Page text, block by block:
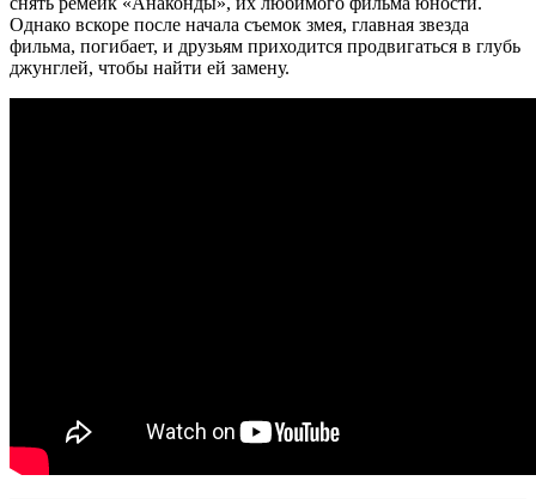
Однако вскоре после начала съемок змея, главная звезда
фильма, погибает, и друзьям приходится продвигаться в глубь
джунглей, чтобы найти ей замену.